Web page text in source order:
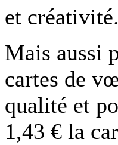
et créativité.
Mais aussi
cartes de
qualité et
1,43 € la